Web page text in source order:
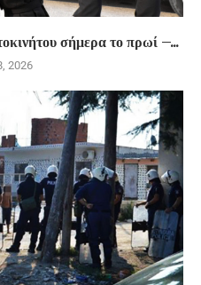
σήμερα το πρωί –...
2026